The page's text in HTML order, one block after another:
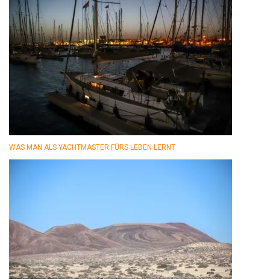
WAS MAN ALS YACHTMASTER FÜRS LEBEN LERNT